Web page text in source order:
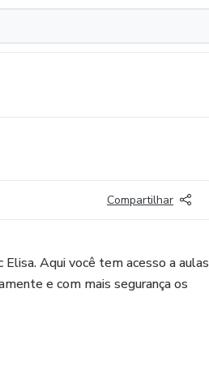
Compartilhar
Aqui você tem acesso a aulas
e com mais segurança os